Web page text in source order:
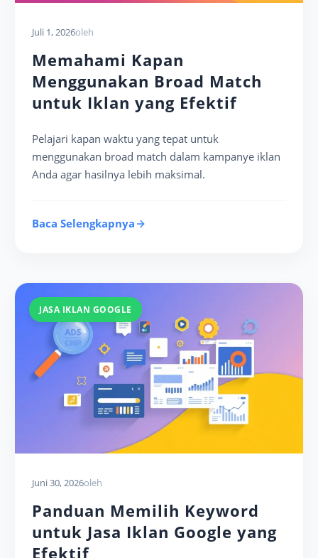
Juli 1, 2026oleh
Memahami Kapan
Menggunakan Broad Match
untuk Iklan yang Efektif
Pelajari kapan waktu yang tepat untuk
menggunakan broad match dalam kampanye iklan
Anda agar hasilnya lebih maksimal.
Baca Selengkapnya
JASA IKLAN GOOGLE
Juni 30, 2026oleh
Panduan Memilih Keyword
untuk Jasa Iklan Google yang
Efektif